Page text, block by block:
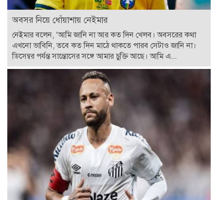
অবসর নিয়ে ধোঁয়াশায় নেইমার
নেইমার বলেন, ‘আমি জানি না আর কত দিন খেলব। অবসরের কথা
এখনো ভাবিনি, তবে কত দিন মাঠে থাকতে পারব সেটাও জানি না।
ডিসেম্বর পর্যন্ত সান্তোসের সঙ্গে আমার চুক্তি আছে। আমি এ...